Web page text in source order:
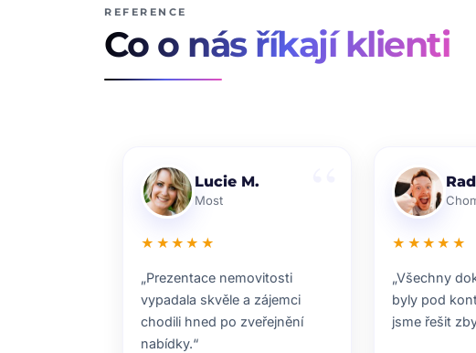
REFERENCE
Co o nás říkají klienti
Lucie M.
Most
★★★★★
„Prezentace nemovitosti
vypadala skvěle a zájemci
chodili hned po zveřejnění
nabídky.“
★★★★★
„Všechny
byly pod
jsme řešit